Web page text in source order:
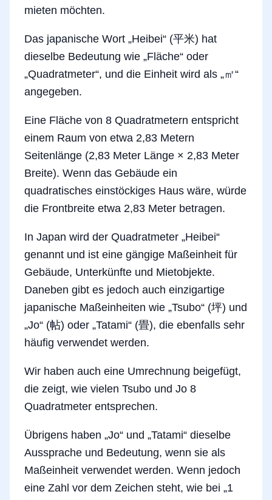
mieten möchten.
Das japanische Wort „Heibei“ (平米) hat
dieselbe Bedeutung wie „Fläche“ oder
„Quadratmeter“, und die Einheit wird als „㎡“
angegeben.
Eine Fläche von 8 Quadratmetern entspricht
einem Raum von etwa 2,83 Metern
Seitenlänge (2,83 Meter Länge × 2,83 Meter
Breite). Wenn das Gebäude ein
quadratisches einstöckiges Haus wäre, würde
die Frontbreite etwa 2,83 Meter betragen.
In Japan wird der Quadratmeter „Heibei“
genannt und ist eine gängige Maßeinheit für
Gebäude, Unterkünfte und Mietobjekte.
Daneben gibt es jedoch auch einzigartige
japanische Maßeinheiten wie „Tsubo“ (坪) und
„Jo“ (帖) oder „Tatami“ (畳), die ebenfalls sehr
häufig verwendet werden.
Wir haben auch eine Umrechnung beigefügt,
die zeigt, wie vielen Tsubo und Jo 8
Quadratmeter entsprechen.
Übrigens haben „Jo“ und „Tatami“ dieselbe
Aussprache und Bedeutung, wenn sie als
Maßeinheit verwendet werden. Wenn jedoch
eine Zahl vor dem Zeichen steht, wie bei „1